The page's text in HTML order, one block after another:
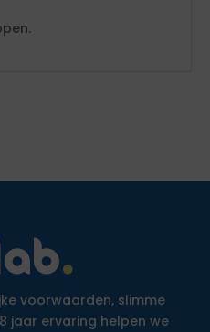
voorwaarden, slimme
jaar ervaring helpen we